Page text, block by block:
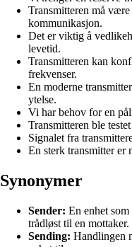
Transmitteren må
kommunikasjon.
Det er viktig å
levetid.
Transmitteren kan
frekvenser.
En moderne
ytelse.
Vi har behov for en
Transmitteren ble
Signalet fra
En sterk transmitter er
Synonymer
Sender: En enhet
trådløst til en mottaker.
Sending: Handlingen